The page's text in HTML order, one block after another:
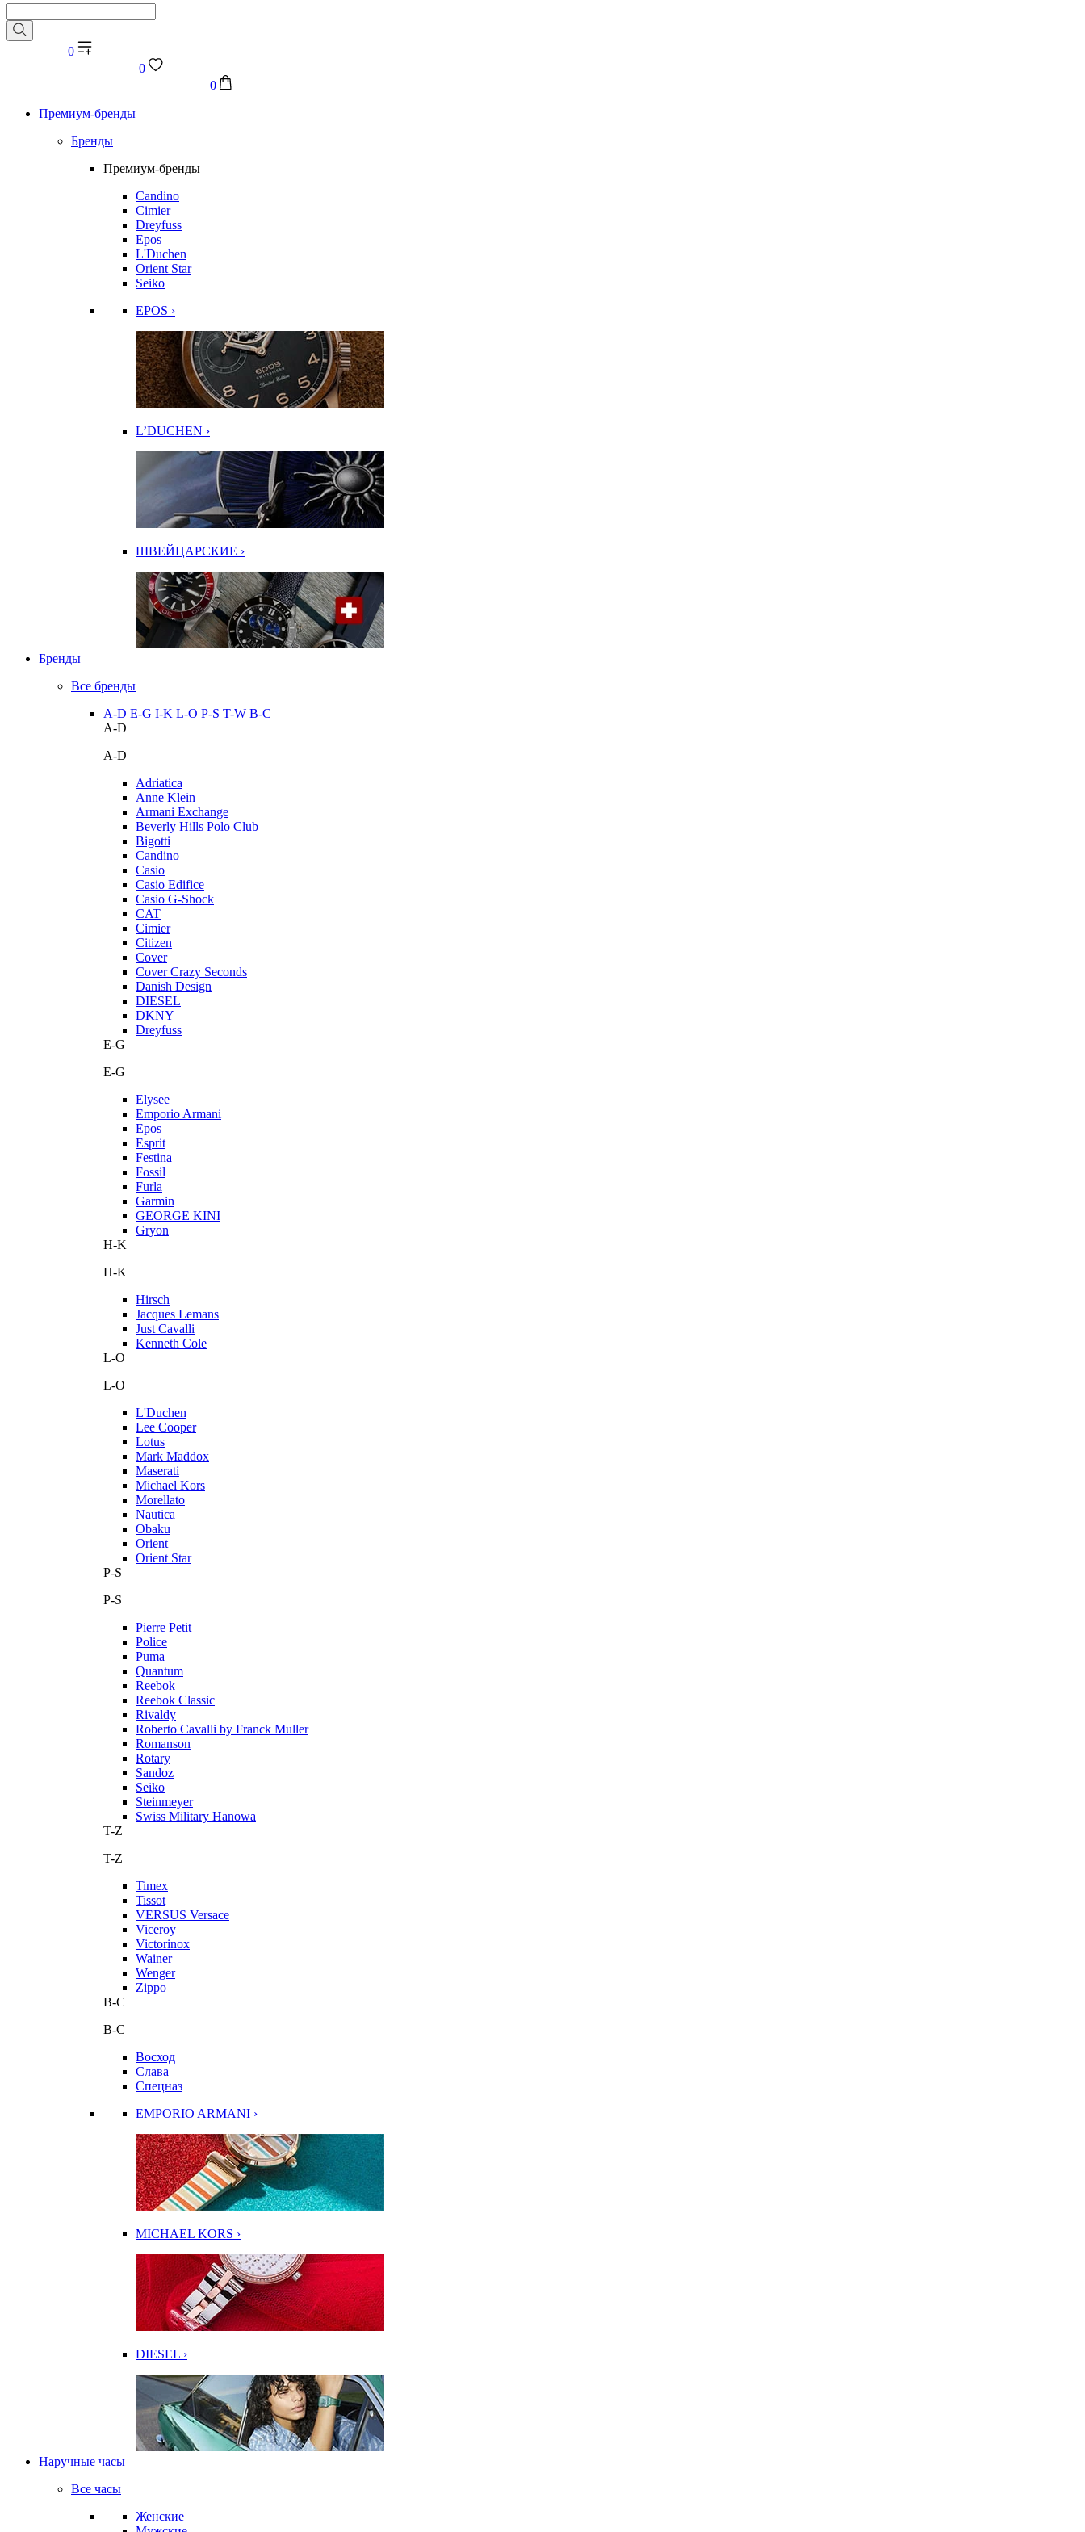
0
0
0
Премиум-бренды
Бренды
Премиум-бренды
Candino
Cimier
Dreyfuss
Epos
L'Duchen
Orient Star
Seiko
EPOS ›
L’DUCHEN ›
ШВЕЙЦАРСКИЕ ›
Бренды
Все бренды
A-D E-G I-K L-O P-S T-W В-С
A-D
A-D
Adriatica
Anne Klein
Armani Exchange
Beverly Hills Polo Club
Bigotti
Candino
Casio
Casio Edifice
Casio G-Shock
CAT
Cimier
Citizen
Cover
Cover Crazy Seconds
Danish Design
DIESEL
DKNY
Dreyfuss
E-G
E-G
Elysee
Emporio Armani
Epos
Esprit
Festina
Fossil
Furla
Garmin
GEORGE KINI
Gryon
H-K
H-K
Hirsch
Jacques Lemans
Just Cavalli
Kenneth Cole
L-O
L-O
L'Duchen
Lee Cooper
Lotus
Mark Maddox
Maserati
Michael Kors
Morellato
Nautica
Obaku
Orient
Orient Star
P-S
P-S
Pierre Petit
Police
Puma
Quantum
Reebok
Reebok Classic
Rivaldy
Roberto Cavalli by Franck Muller
Romanson
Rotary
Sandoz
Seiko
Steinmeyer
Swiss Military Hanowa
T-Z
T-Z
Timex
Tissot
VERSUS Versace
Viceroy
Victorinox
Wainer
Wenger
Zippo
В-С
В-С
Восход
Слава
Спецназ
EMPORIO ARMANI ›
MICHAEL KORS ›
DIESEL ›
Наручные часы
Все часы
Женские